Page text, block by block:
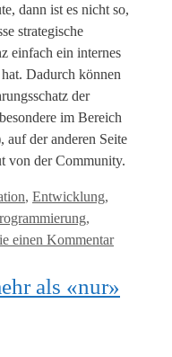
dann ist es nicht so,
strategische
einfach ein internes
Dadurch können
der
im Bereich
der anderen Seite
von der Community.
, Entwicklung,
,
einen Kommentar
als «nur»